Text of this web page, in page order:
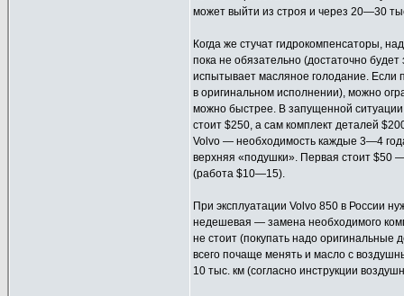
может выйти из строя и через 20—30
Когда же стучат гидрокомпенсаторы,
пока не обязательно (достаточно
испытывает масляное голодание. Если
в оригинальном исполнении), можно
можно быстрее. В запущенной
стоит $250, а сам комплект деталей
Volvo — необходимость каждые 3—4
верхняя «подушки». Первая стоит $50
(работа $10—15).
При эксплуатации Volvo 850 в России
недешевая — замена необходимого
не стоит (покупать надо оригинальные
всего почаще менять и масло с
10 тыс. км (согласно инструкции